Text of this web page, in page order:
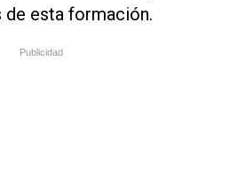
esta formación.
Publicidad